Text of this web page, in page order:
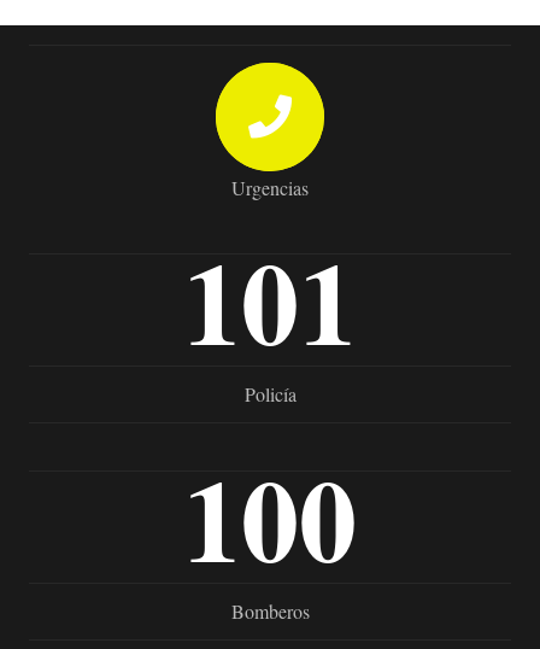
Urgencias
101
Policía
100
Bomberos